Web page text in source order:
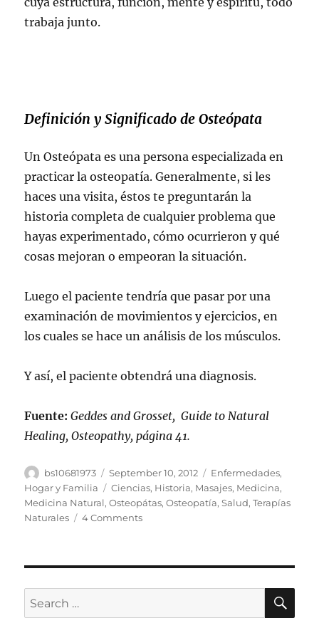
trabaja junto.
Definición y Significado de Osteópata
Un Osteópata es una persona especializada en
practicar la osteopatía. Generalmente, si les
haces una visita, éstos te preguntarán la
historia completa de cualquier problema que
hayas experimentado, cómo ocurrieron y qué
cosas mejoran o empeoran la situación.
Luego el paciente tendría que pasar por una
examinación de movimientos y ejercicios, en
los cuales se hace un análisis de los músculos.
Y así, el paciente obtendrá una diagnosis.
Fuente: Geddes and Grosset, Guide to Natural
Healing, Osteopathy, página 41.
Author
bs10681973
Posted
on
September 10, 2012 Categories
Enfermedades,
Hogar y Familia
Tags
Ciencias, Historia, Masajes, Medicina,
Medicina Natural,Osteopátas,Osteopatía,Salud,Terapías
Naturales
4 Commentson
¿Qué
Search